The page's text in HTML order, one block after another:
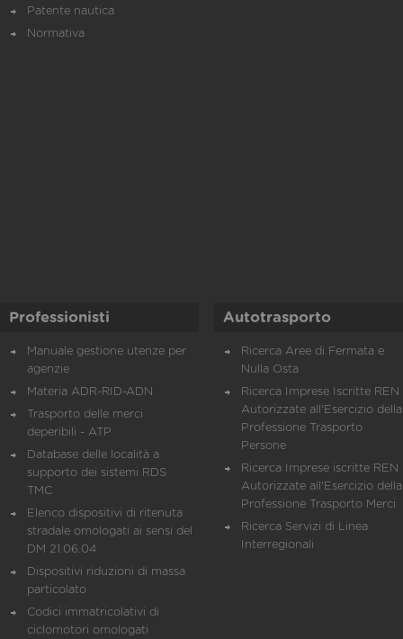
Patente nautica
Normativa
Professionisti
Manuale gestione utenze per
agenzie
Materia ADR-RID-ADN
Trasporto delle merci
deperibili - ATP
Database delle località a
supporto dei sistemi RDS
TMC
Elenco dispositivi di ritenuta
stradale omologati ai sensi del
DM 21.06.04
Dispositivi riduzioni di massa
particolato
Codici immatricolativi di
ciclomotori omologati
Autotrasporto
Ricerca Aree di Fermata e
Nulla Osta
Ricerca Imprese Iscritte REN
Autorizzate all'Esercizio della
Professione Trasporto
Persone
Ricerca Imprese iscritte REN
Autorizzate all'Esercizio della
Professione Trasporto Merci
Ricerca Servizi di Linea
Interregionali